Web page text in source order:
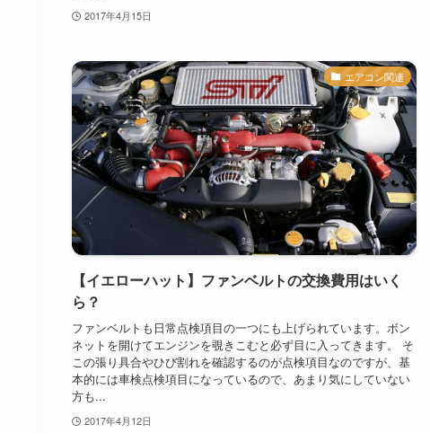
2017年4月15日
エアコン関連
【イエローハット】ファンベルトの交換費用はいく
ら？
ファンベルトも日常点検項目の一つにも上げられています。ボン
ネットを開けてエンジンを覗きこむと必ず目に入ってきます。 そ
この張り具合やひび割れを確認するのが点検項目なのですが、基
本的には車検点検項目になっているので、あまり気にしていない
方も...
2017年4月12日